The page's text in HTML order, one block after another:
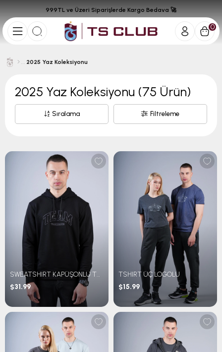
0
999TL ve Üzeri Siparişlerde Kargo Bedava 🚀
2025 Yaz Koleksiyonu
2025 Yaz Koleksiyonu (75 Ürün)
Filtreleme
Sıralama
SWEATSHIRT KAPÜŞONLU TEAM NAKIŞLI
$31.99
TSHIRT ÜÇ LOGOLU
$15.99